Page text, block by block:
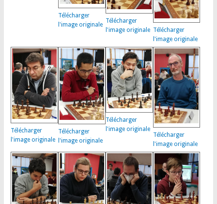
Télécharger
l'image originale
Télécharger
l'image originale Télécharger
l'image originale
Télécharger
l'image originale
Télécharger
l'image originale
Télécharger
l'image originale
Télécharger
l'image originale